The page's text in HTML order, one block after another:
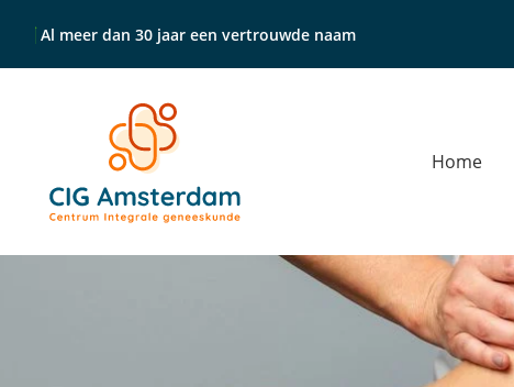
Al meer dan 30 jaar een vertrouwde naam
Home